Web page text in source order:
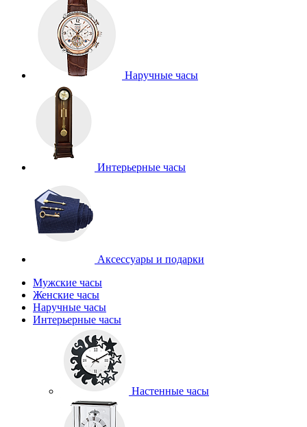
Наручные часы
Интерьерные часы
Аксессуары и подарки
Мужские часы
Женские часы
Наручные часы
Интерьерные часы
Настенные часы